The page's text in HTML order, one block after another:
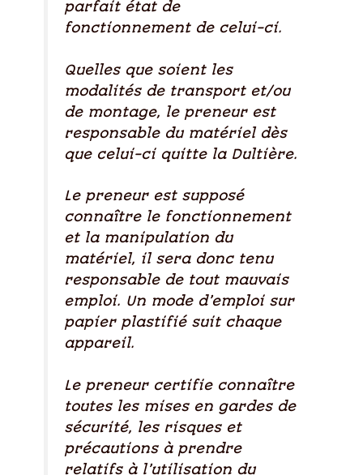
parfait état de
fonctionnement de celui-ci.
Quelles que soient les
modalités de transport et/ou
de montage, le preneur est
responsable du matériel dès
que celui-ci quitte la Dultière.
Le preneur est supposé
connaître le fonctionnement
et la manipulation du
matériel, il sera donc tenu
responsable de tout mauvais
emploi. Un mode d’emploi sur
papier plastifié suit chaque
appareil.
Le preneur certifie connaître
toutes les mises en gardes de
sécurité, les risques et
précautions à prendre
relatifs à l’utilisation du